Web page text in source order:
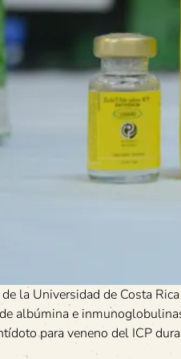
la Universidad de Costa
albúmina e
para veneno del ICP